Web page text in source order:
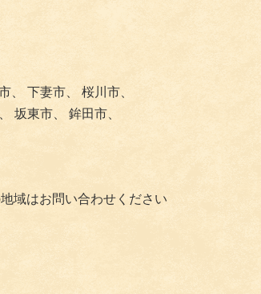
、 下妻市、
桜川市、
坂東市、
鉾田市、
域はお問い合わせください